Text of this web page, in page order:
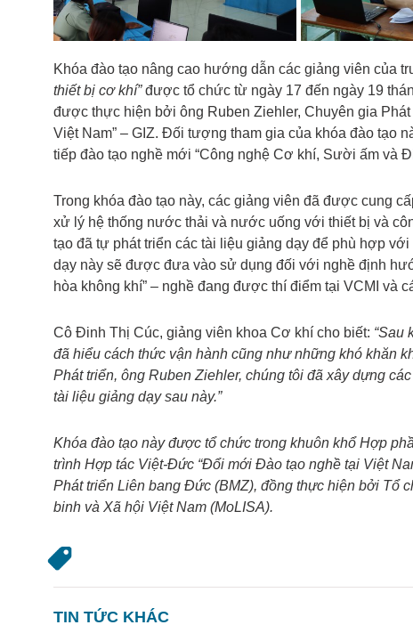
Khóa đào tạo nâng cao hướng dẫn các giảng viên của
thiết bị cơ khí”được tổ chức từ ngày 17 đến ngày 19
được thực hiện bởi ông Ruben Ziehler, Chuyên gia
Việt Nam” – GIZ. Đối tượng tham gia của khóa đào tạo
tiếp đào tạo nghề mới “Công nghệ Cơ khí, Sười ấm và
Trong khóa đào tạo này, các giảng viên đã được cung
xử lý hệ thống nước thải và nước uống với thiết bị và
tạo đã tự phát triển các tài liệu giảng dạy để phù hợp
dạy này sẽ được đưa vào sử dụng đối với nghề định
hòa không khí” – nghề đang được thí điểm tại VCMI và
Cô Đinh Thị Cúc, giảng viên khoa Cơ khí cho biết: “Sau
đã hiểu cách thức vận hành cũng như những khó khăn
Phát triển, ông Ruben Ziehler, chúng tôi đã xây dựng
tài liệu giảng dạy sau này.”
Khóa đào tạo này được tổ chức trong khuôn khổ Hợp
trình Hợp tác Việt-Đức “Đổi mới Đào tạo nghề tại Việt
Phát triển Liên bang Đức (BMZ), đồng thực hiện bởi Tổ
binh và Xã hội Việt Nam (MoLISA).
TIN TỨC KHÁC